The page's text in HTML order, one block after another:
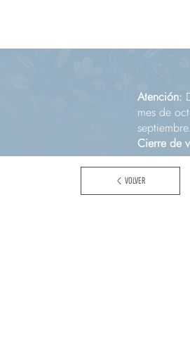
Atención:
mes de
septiembre.
Cierre de
VOLVER